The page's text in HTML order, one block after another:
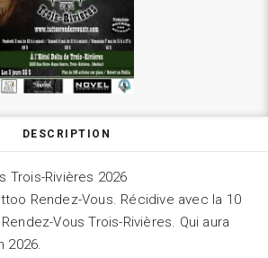
DESCRIPTION
Trois-Rivières 2026
Rendez-Vous. Récidive avec la 10
Vous Trois-Rivières. Qui aura
2026.